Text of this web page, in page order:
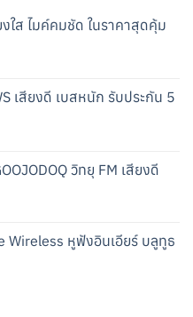
ใส ไมค์คมชัด ในราคาสุดคุ้ม
140.00.
เสียงดี เบสหนัก รับประกัน 5
119.00.
วิทยุ FM เสียงดี
176.00.
Wireless หูฟังอินเอียร์ บลูทูธ